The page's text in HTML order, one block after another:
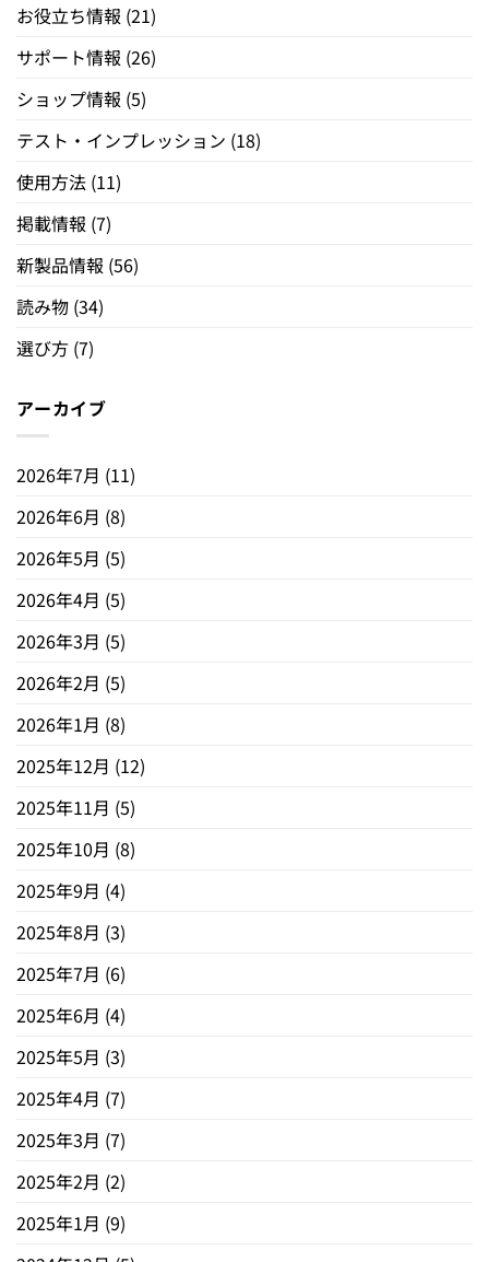
お役立ち情報 (21)
サポート情報 (26)
ショップ情報 (5)
テスト・インプレッション (18)
使用方法 (11)
掲載情報 (7)
新製品情報 (56)
読み物 (34)
選び方 (7)
アーカイブ
2026年7月 (11)
2026年6月 (8)
2026年5月 (5)
2026年4月 (5)
2026年3月 (5)
2026年2月 (5)
2026年1月 (8)
2025年12月 (12)
2025年11月 (5)
2025年10月 (8)
2025年9月 (4)
2025年8月 (3)
2025年7月 (6)
2025年6月 (4)
2025年5月 (3)
2025年4月 (7)
2025年3月 (7)
2025年2月 (2)
2025年1月 (9)